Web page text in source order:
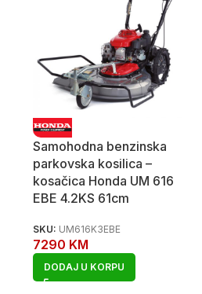
Samohodna benzinska
parkovska kosilica –
kosačica Honda UM 616
EBE 4.2KS 61cm
SKU: UM616K3EBE
7290 KM
DODAJ U KORPU